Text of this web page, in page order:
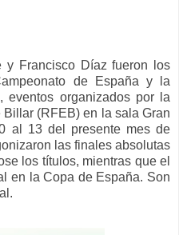
y Francisco Díaz fueron los
de España y la
eventos organizados por la
(RFEB) en la sala Gran
al 13 del presente mes de
las finales absolutas
los títulos, mientras que el
en la Copa de España. Son